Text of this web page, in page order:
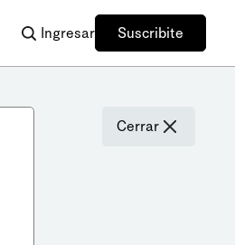
Ingresar Suscribite
Cerrar